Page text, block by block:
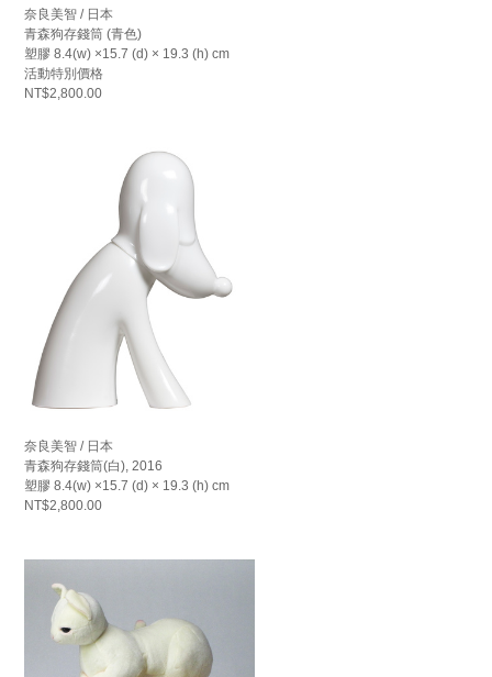
奈良美智 / 日本
青森狗存錢筒 (青色)
塑膠 8.4(w) ×15.7 (d) × 19.3 (h) cm
活動特別價格
NT$2,800.00
奈良美智 / 日本
青森狗存錢筒(白), 2016
塑膠 8.4(w) ×15.7 (d) × 19.3 (h) cm
NT$2,800.00